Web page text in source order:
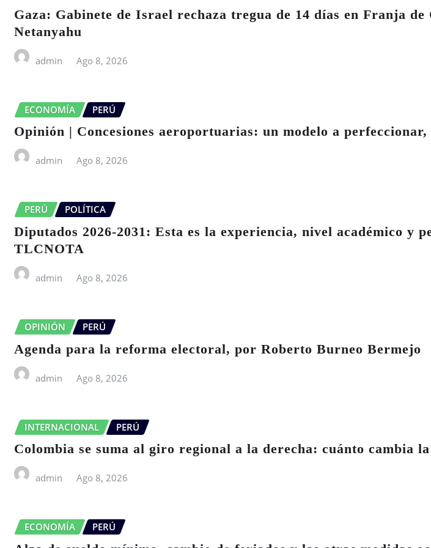
Gaza: Gabinete de Israel rechaza tregua de 14 días en Franja
Netanyahu
admin Ago 8, 2026
ECONOMÍA PERÚ
Opinión | Concesiones aeroportuarias: un modelo a
admin Ago 8, 2026
PERÚ POLÍTICA
Diputados 2026-2031: Esta es la experiencia, nivel académico
TLCNOTA
admin Ago 8, 2026
OPINIÓN PERÚ
Agenda para la reforma electoral, por Roberto Burneo Bermejo
admin Ago 8, 2026
INTERNACIONAL PERÚ
Colombia se suma al giro regional a la derecha: cuánto cambia
admin Ago 8, 2026
ECONOMÍA PERÚ